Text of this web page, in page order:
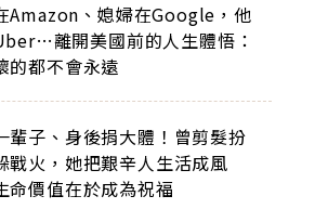
Amazon、媳婦在Google，他
離開美國前的人生體悟：
的都不會永遠
輩子、身後捐大體！曾剪髮扮
戰火，她把艱辛人生活成風
命價值在於成為祝福